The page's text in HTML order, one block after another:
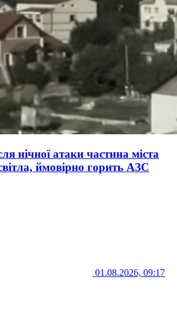
нічної атаки частина міста
ймовірно горить АЗС
01.08.2026, 09:17